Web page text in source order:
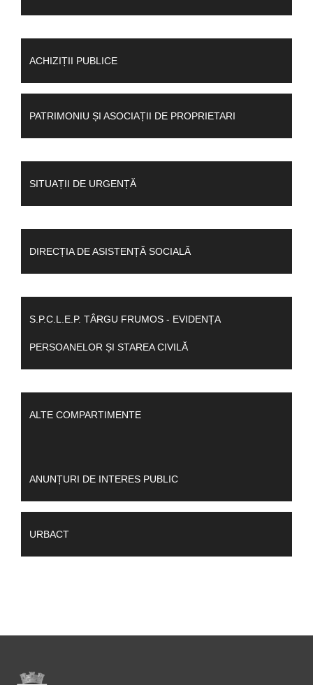
ACHIZIȚII PUBLICE
PATRIMONIU ȘI ASOCIAȚII DE PROPRIETARI
SITUAȚII DE URGENȚĂ
DIRECȚIA DE ASISTENȚĂ SOCIALĂ
S.P.C.L.E.P. TÂRGU FRUMOS - EVIDENȚA
PERSOANELOR ȘI STAREA CIVILĂ
ALTE COMPARTIMENTE
ANUNȚURI DE INTERES PUBLIC
URBACT